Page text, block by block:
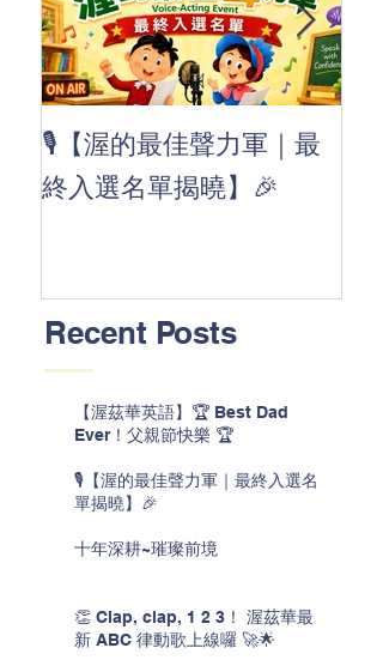
🎙️【渥的最佳聲力軍｜最
終入選名單揭曉】🎉
Recent Posts
【渥茲華英語】🏆 Best Dad
Ever！父親節快樂 🏆
🎙️【渥的最佳聲力軍｜最終入選名
單揭曉】🎉
十年深耕~璀璨前境
👏 Clap, clap, 1 2 3！ 渥茲華最
新 ABC 律動歌上線囉 🚀🌟